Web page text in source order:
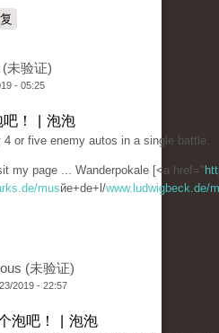
未验证)
- 05:25
吧！ | 泡泡
4 or five enemy autos in a single battle.
my page ... Wanderpokale [<a href="
musйe+de+l/www.ludwigbeck.de/
(未验证)
2019 - 22:57
泡吧！ | 泡泡